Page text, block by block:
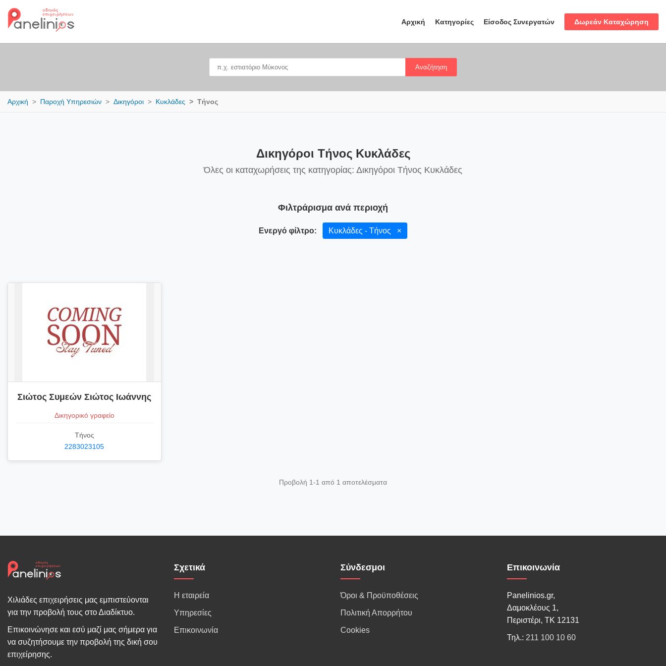
Αρχική Κατηγορίες Είσοδος Συνεργατών Δωρεάν Καταχώρηση
Αναζήτηση
Αρχική Παροχή Υπηρεσιών Δικηγόροι Κυκλάδες Τήνος
Δικηγόροι Τήνος Κυκλάδες
Όλες οι καταχωρήσεις της κατηγορίας: Δικηγόροι Τήνος Κυκλάδες
Φιλτράρισμα ανά περιοχή
Ενεργό φίλτρο: Κυκλάδες - Τήνος ×
Σιώτος Συμεών Σιώτος Ιωάννης
Δικηγορικό γραφείο
Τήνος
2283023105
Προβολή 1-1 από 1 αποτελέσματα
Χιλιάδες επιχειρήσεις μας εμπιστεύονται
για την προβολή τους στο Διαδίκτυο.
Επικοινώνησε και εσύ μαζί μας σήμερα για
να συζητήσουμε την προβολή της δική σου
επιχείρησης.
Σχετικά
Η εταιρεία
Υπηρεσίες
Επικοινωνία
Σύνδεσμοι
Όροι & Προϋποθέσεις
Πολιτική Απορρήτου
Cookies
Επικοινωνία
Panelinios.gr,
Δαμοκλέους 1,
Περιστέρι, ΤΚ 12131
Τηλ.: 211 100 10 60